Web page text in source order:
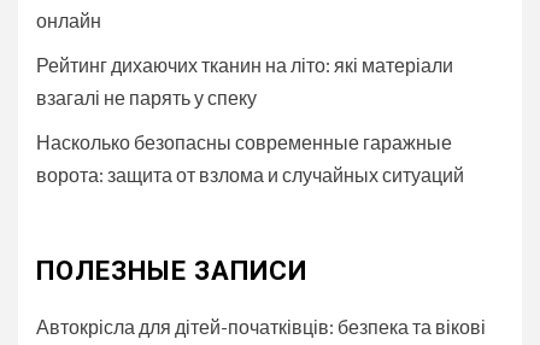
онлайн
Рейтинг дихаючих тканин на літо: які матеріали
взагалі не парять у спеку
Насколько безопасны современные гаражные
ворота: защита от взлома и случайных ситуаций
ПОЛЕЗНЫЕ ЗАПИСИ
Автокрісла для дітей-початківців: безпека та вікові